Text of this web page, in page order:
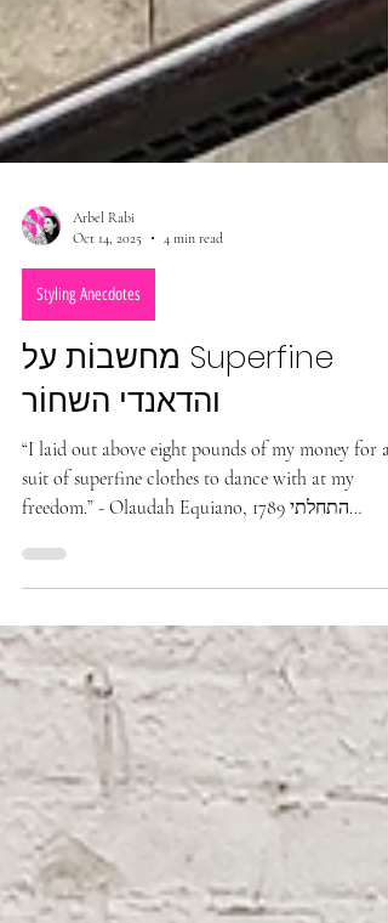
Arbel Rabi
Oct 14, 2025
4 min read
מחשבוֹת על Superfine
“I laid out above eight pounds of my money for a
freedom.” - Olaudah Equiano, 1789 התחלתי
מהתערוכה השנתית במט כבר ברגע שפורסם
הקונספט שלה. כבר לא גרתי בניו יורק ולא הייתה
מתוכננת טיסה באופק, אבל ידעתי שאגיע אליה. שנה
קודם לפרסום התערוכה עוד התמחיתי בFIT אצל
ג׳פרי אמפרטום, מרצה לסטיילינג, בן לאמא שהיגרה
לארה״ב מגאנה, והמודל האידאלי לדאנדיזם שחור.
אנה ווינטור אולי מעולם לא פגשה אותו, אבל ככל
הנראה כשמדמיינים את הגבר הדאנדי הש